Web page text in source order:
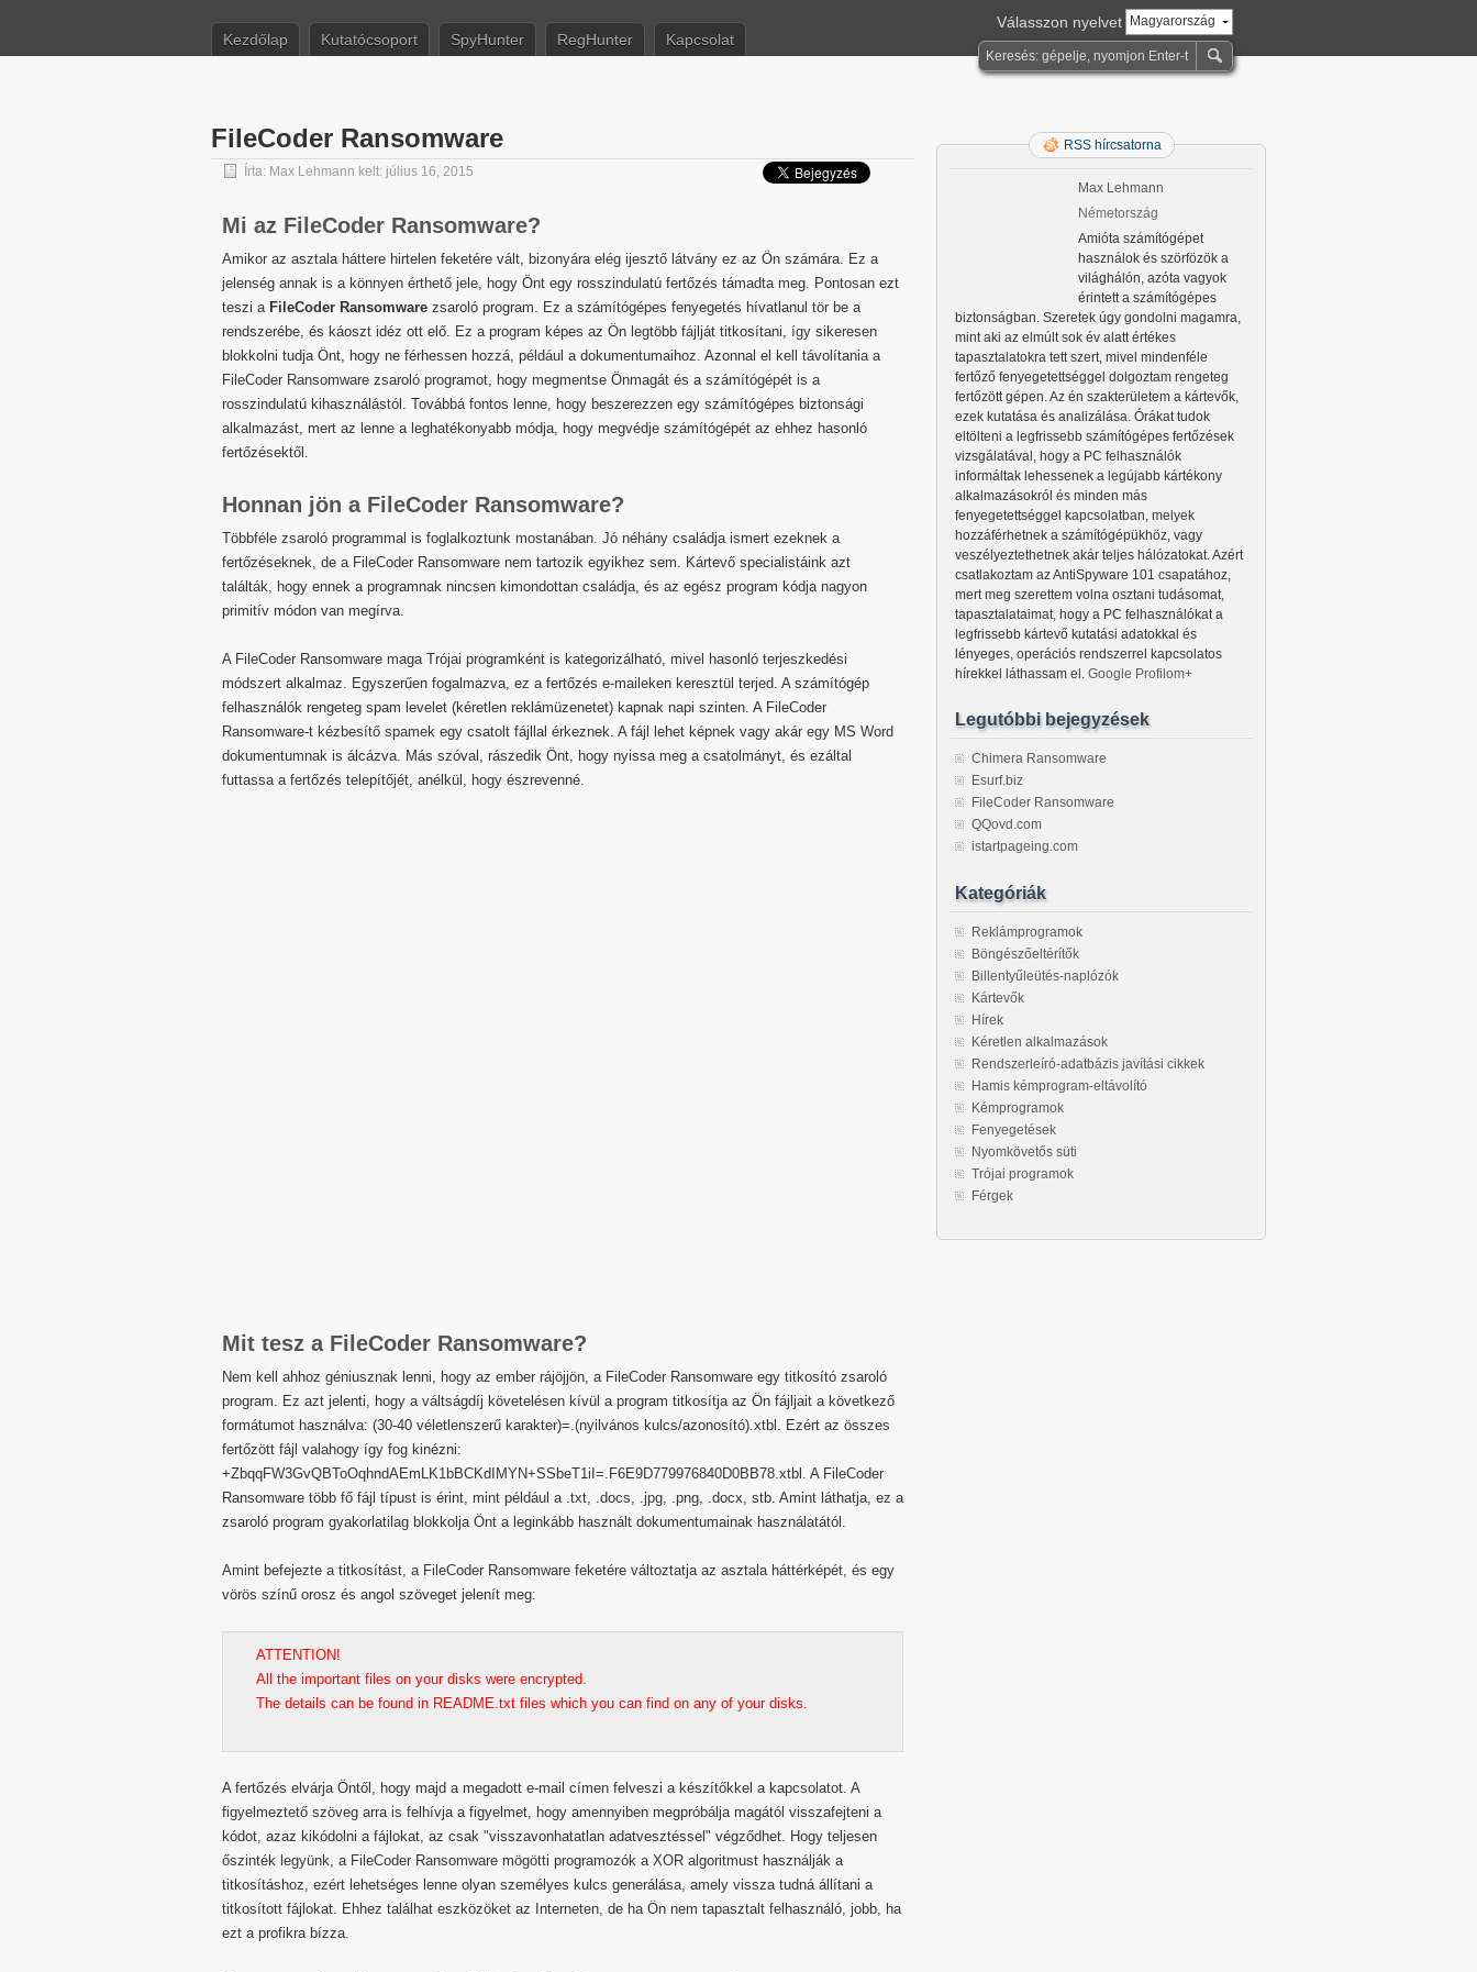
Magyarország
Válasszon nyelvet
Kezdőlap
Kutatócsoport SpyHunter RegHunter Kapcsolat
FileCoder Ransomware
Írta: Max Lehmann kelt: július 16, 2015
Mi az FileCoder Ransomware?
Amikor az asztala háttere hirtelen feketére vált, bizonyára elég ijesztő látvány ez az Ön számára. Ez a
jelenség annak is a könnyen érthető jele, hogy Önt egy rosszindulatú fertőzés támadta meg. Pontosan ezt
teszi a FileCoder Ransomware zsaroló program. Ez a számítógépes fenyegetés hívatlanul tör be a
rendszerébe, és káoszt idéz ott elő. Ez a program képes az Ön legtöbb fájlját titkosítani, így sikeresen
blokkolni tudja Önt, hogy ne férhessen hozzá, például a dokumentumaihoz. Azonnal el kell távolítania a
FileCoder Ransomware zsaroló programot, hogy megmentse Önmagát és a számítógépét is a
rosszindulatú kihasználástól. Továbbá fontos lenne, hogy beszerezzen egy számítógépes biztonsági
alkalmazást, mert az lenne a leghatékonyabb módja, hogy megvédje számítógépét az ehhez hasonló
fertőzésektől.
Honnan jön a FileCoder Ransomware?
Többféle zsaroló programmal is foglalkoztunk mostanában. Jó néhány családja ismert ezeknek a
fertőzéseknek, de a FileCoder Ransomware nem tartozik egyikhez sem. Kártevő specialistáink azt
találták, hogy ennek a programnak nincsen kimondottan családja, és az egész program kódja nagyon
primitív módon van megírva.
A FileCoder Ransomware maga Trójai programként is kategorizálható, mivel hasonló terjeszkedési
módszert alkalmaz. Egyszerűen fogalmazva, ez a fertőzés e-maileken keresztül terjed. A számítógép
felhasználók rengeteg spam levelet (kéretlen reklámüzenetet) kapnak napi szinten. A FileCoder
Ransomware-t kézbesítő spamek egy csatolt fájllal érkeznek. A fájl lehet képnek vagy akár egy MS Word
dokumentumnak is álcázva. Más szóval, rászedik Önt, hogy nyissa meg a csatolmányt, és ezáltal
futtassa a fertőzés telepítőjét, anélkül, hogy észrevenné.
Mit tesz a FileCoder Ransomware?
Nem kell ahhoz géniusznak lenni, hogy az ember rájöjjön, a FileCoder Ransomware egy titkosító zsaroló
program. Ez azt jelenti, hogy a váltságdíj követelésen kívül a program titkosítja az Ön fájljait a következő
formátumot használva: (30-40 véletlenszerű karakter)=.(nyilvános kulcs/azonosító).xtbl. Ezért az összes
fertőzött fájl valahogy így fog kinézni:
+ZbqqFW3GvQBToOqhndAEmLK1bBCKdIMYN+SSbeT1iI=.F6E9D779976840D0BB78.xtbl. A FileCoder
Ransomware több fő fájl típust is érint, mint például a .txt, .docs, .jpg, .png, .docx, stb. Amint láthatja, ez a
zsaroló program gyakorlatilag blokkolja Önt a leginkább használt dokumentumainak használatától.
Amint befejezte a titkosítást, a FileCoder Ransomware feketére változtatja az asztala háttérképét, és egy
vörös színű orosz és angol szöveget jelenít meg:
ATTENTION!
All the important files on your disks were encrypted.
The details can be found in README.txt files which you can find on any of your disks.
A fertőzés elvárja Öntől, hogy majd a megadott e-mail címen felveszi a készítőkkel a kapcsolatot. A
figyelmeztető szöveg arra is felhívja a figyelmet, hogy amennyiben megpróbálja magától visszafejteni a
kódot, azaz kikódolni a fájlokat, az csak "visszavonhatatlan adatvesztéssel" végződhet. Hogy teljesen
őszinték legyünk, a FileCoder Ransomware mögötti programozók a XOR algoritmust használják a
titkosításhoz, ezért lehetséges lenne olyan személyes kulcs generálása, amely vissza tudná állítani a
titkosított fájlokat. Ehhez találhat eszközöket az Interneten, de ha Ön nem tapasztalt felhasználó, jobb, ha
ezt a profikra bízza.
RSS hírcsatorna
Max Lehmann
Németország
Amióta számítógépet
használok és szörfözök a
világhálón, azóta vagyok
érintett a számítógépes
biztonságban. Szeretek úgy gondolni magamra,
mint aki az elmúlt sok év alatt értékes
tapasztalatokra tett szert, mivel mindenféle
fertőző fenyegetettséggel dolgoztam rengeteg
fertőzött gépen. Az én szakterületem a kártevők,
ezek kutatása és analizálása. Órákat tudok
eltölteni a legfrissebb számítógépes fertőzések
vizsgálatával, hogy a PC felhasználók
informáltak lehessenek a legújabb kártékony
alkalmazásokról és minden más
fenyegetettséggel kapcsolatban, melyek
hozzáférhetnek a számítógépükhöz, vagy
veszélyeztethetnek akár teljes hálózatokat. Azért
csatlakoztam az AntiSpyware 101 csapatához,
mert meg szerettem volna osztani tudásomat,
tapasztalataimat, hogy a PC felhasználókat a
legfrissebb kártevő kutatási adatokkal és
lényeges, operációs rendszerrel kapcsolatos
hírekkel láthassam el. Google Profilom+
Legutóbbi bejegyzések
Chimera Ransomware
Esurf.biz
FileCoder Ransomware
QQovd.com
istartpageing.com
Kategóriák
Reklámprogramok
Böngészőeltérítők
Billentyűleütés-naplózók
Kártevők
Hírek
Kéretlen alkalmazások
Rendszerleíró-adatbázis javítási cikkek
Hamis kémprogram-eltávolító
Kémprogramok
Fenyegetések
Nyomkövetős süti
Trójai programok
Férgek